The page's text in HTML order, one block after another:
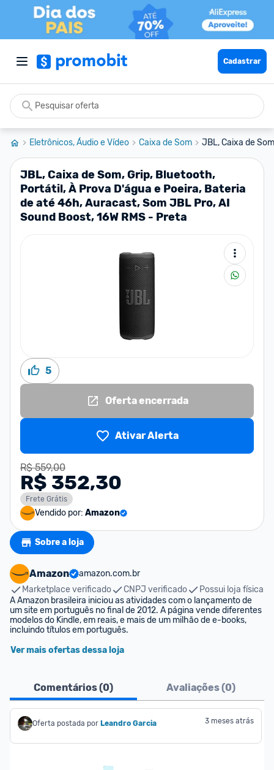
Cadastrar
Eletrônicos, Áudio e Vídeo Caixa de Som JBL, Caixa de
JBL, Caixa de Som, Grip, Bluetooth,
Portátil, À Prova D'água e Poeira, Bateria
de até 46h, Auracast, Som JBL Pro, AI
Sound Boost, 16W RMS - Preta
5
Oferta encerrada
Ativar Alerta
R$ 559,00
R$ 352,30
Frete Grátis
Vendido por: Amazon
Sobre a loja
Amazon
amazon.com.br
Marketplace verificado
CNPJ verificado
Possui loja física
A Amazon brasileira iniciou as atividades com o lançamento de
um site em português no final de 2012. A página vende diferentes
modelos do Kindle, em reais, e mais de um milhão de e-books,
incluindo títulos em português.
Ver mais ofertas dessa loja
Comentários (0) Avaliações (0)
Oferta postada por Leandro Garcia 3 meses atrás